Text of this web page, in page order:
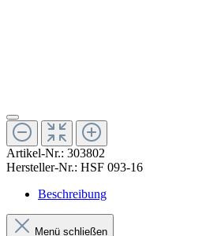
Artikel-Nr.: 303802
Hersteller-Nr.: HSF 093-16
Beschreibung
Menü schließen